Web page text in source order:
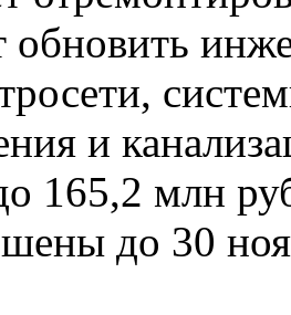
обновить
и
165,2 млн
до 30